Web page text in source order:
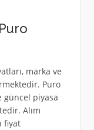
marka ve
Puro
güncel piyasa
Alım
fiyat